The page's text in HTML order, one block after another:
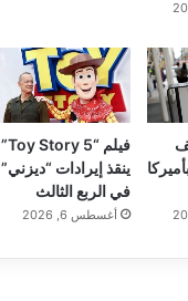
فيلم “Toy Story 5”
ينقذ إيرادات “ديزني”
في الربع الثالث
أغسطس 6, 2026